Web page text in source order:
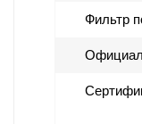
Фильтр